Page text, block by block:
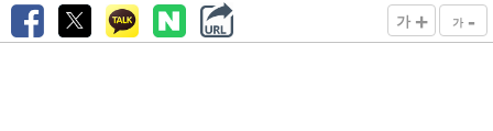
가 + 가 -